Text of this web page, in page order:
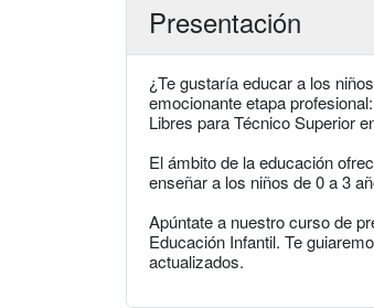
Presentación
¿Te gustaría educar a los
emocionante etapa
Libres para Técnico Superior
El ámbito de la educación
enseñar a los niños de 0 a 3
Apúntate a nuestro curso de
Educación Infantil. Te
actualizados.